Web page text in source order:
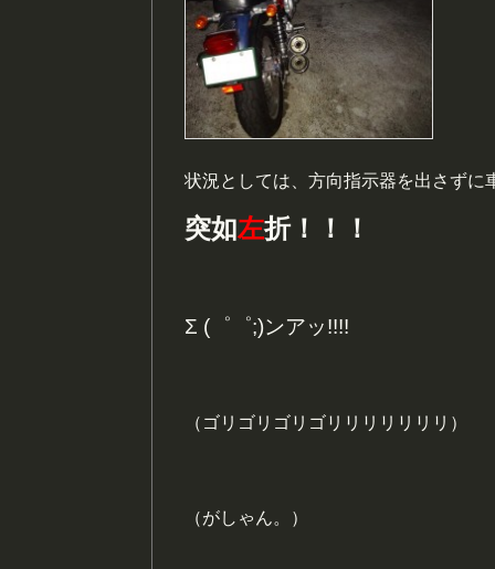
状況としては、方向指示器を出さずに
突如左折！！！
Σ (゜゜;)ンアッ!!!!
（ゴリゴリゴリゴリリリリリリリ）
（がしゃん。）